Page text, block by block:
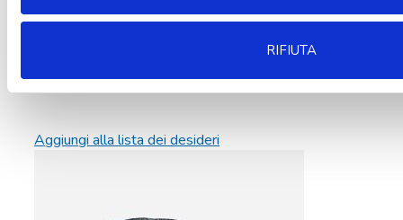
RIFIUTA
Aggiungi alla lista dei desideri